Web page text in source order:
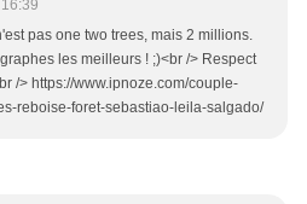
pas one two trees, mais 2 millions.
les meilleurs ! ;)<br /> Respect
/> https://www.ipnoze.com/couple-
reboise-foret-sebastiao-leila-salgado/